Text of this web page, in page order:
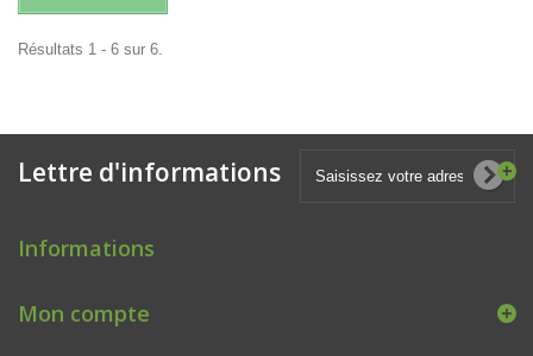
Résultats 1 - 6 sur 6.
Lettre d'informations
Informations
Mon compte